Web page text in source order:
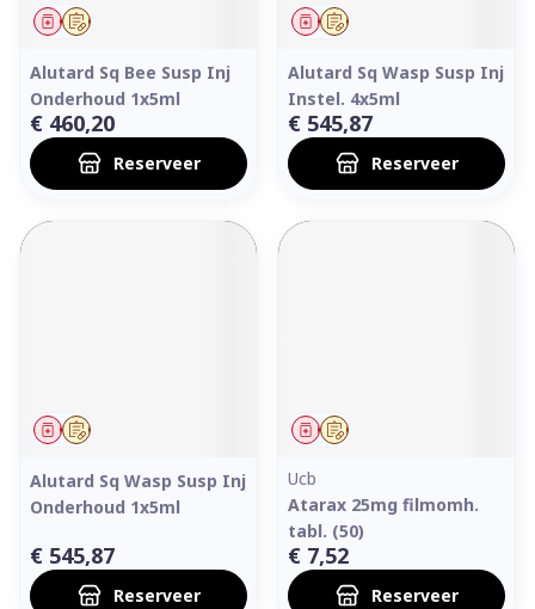
Op voorschrift
Geneesmiddel
Alutard Sq Bee Susp Inj
Onderhoud 1x5ml
€ 460,20
Reserveer
Op voorschrift
Geneesmiddel
Alutard Sq Wasp Susp Inj
Instel. 4x5ml
€ 545,87
Reserveer
Op voorschrift
Geneesmiddel
Alutard Sq Wasp Susp Inj
Onderhoud 1x5ml
€ 545,87
Reserveer
Op voorschrift
Geneesmiddel
Ucb
Atarax 25mg filmomh.
tabl. (50)
€ 7,52
Reserveer